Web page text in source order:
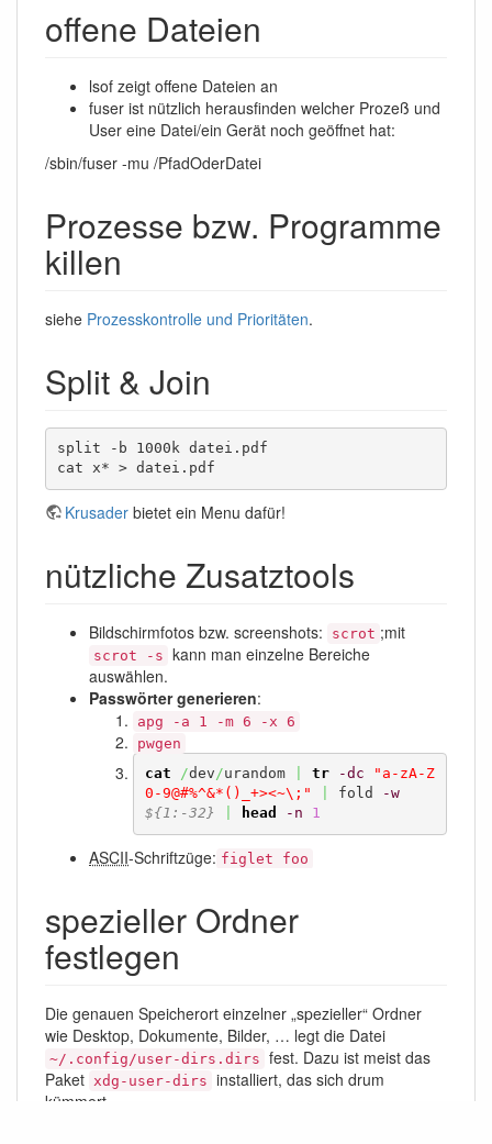
offene Dateien
lsof zeigt offene Dateien an
fuser ist nützlich herausfinden welcher Prozeß und
User eine Datei/ein Gerät noch geöffnet hat:
/sbin/fuser -mu /PfadOderDatei
Prozesse bzw. Programme
killen
siehe Prozesskontrolle und Prioritäten.
Split & Join
split -b 1000k datei.pdf
cat x* > datei.pdf
Krusader bietet ein Menu dafür!
nützliche Zusatztools
Bildschirmfotos bzw. screenshots: scrot ;mit
scrot -s kann man einzelne Bereiche
auswählen.
Passwörter generieren:
apg -a 1 -m 6 -x 6
pwgen
cat
/dev/urandom tr -dc
"a-zA-Z
0-9@#%^&*()_+><~\;"
fold
-w
${1:-32}
head -n 1
ASCII-Schriftzüge: figlet foo
spezieller Ordner
festlegen
Die genauen Speicherort einzelner „spezieller“ Ordner
wie Desktop, Dokumente, Bilder, … legt die Datei
~/.config/user-dirs.dirs fest. Dazu ist meist das
Paket xdg-user-dirs installiert, das sich drum
kümmert.